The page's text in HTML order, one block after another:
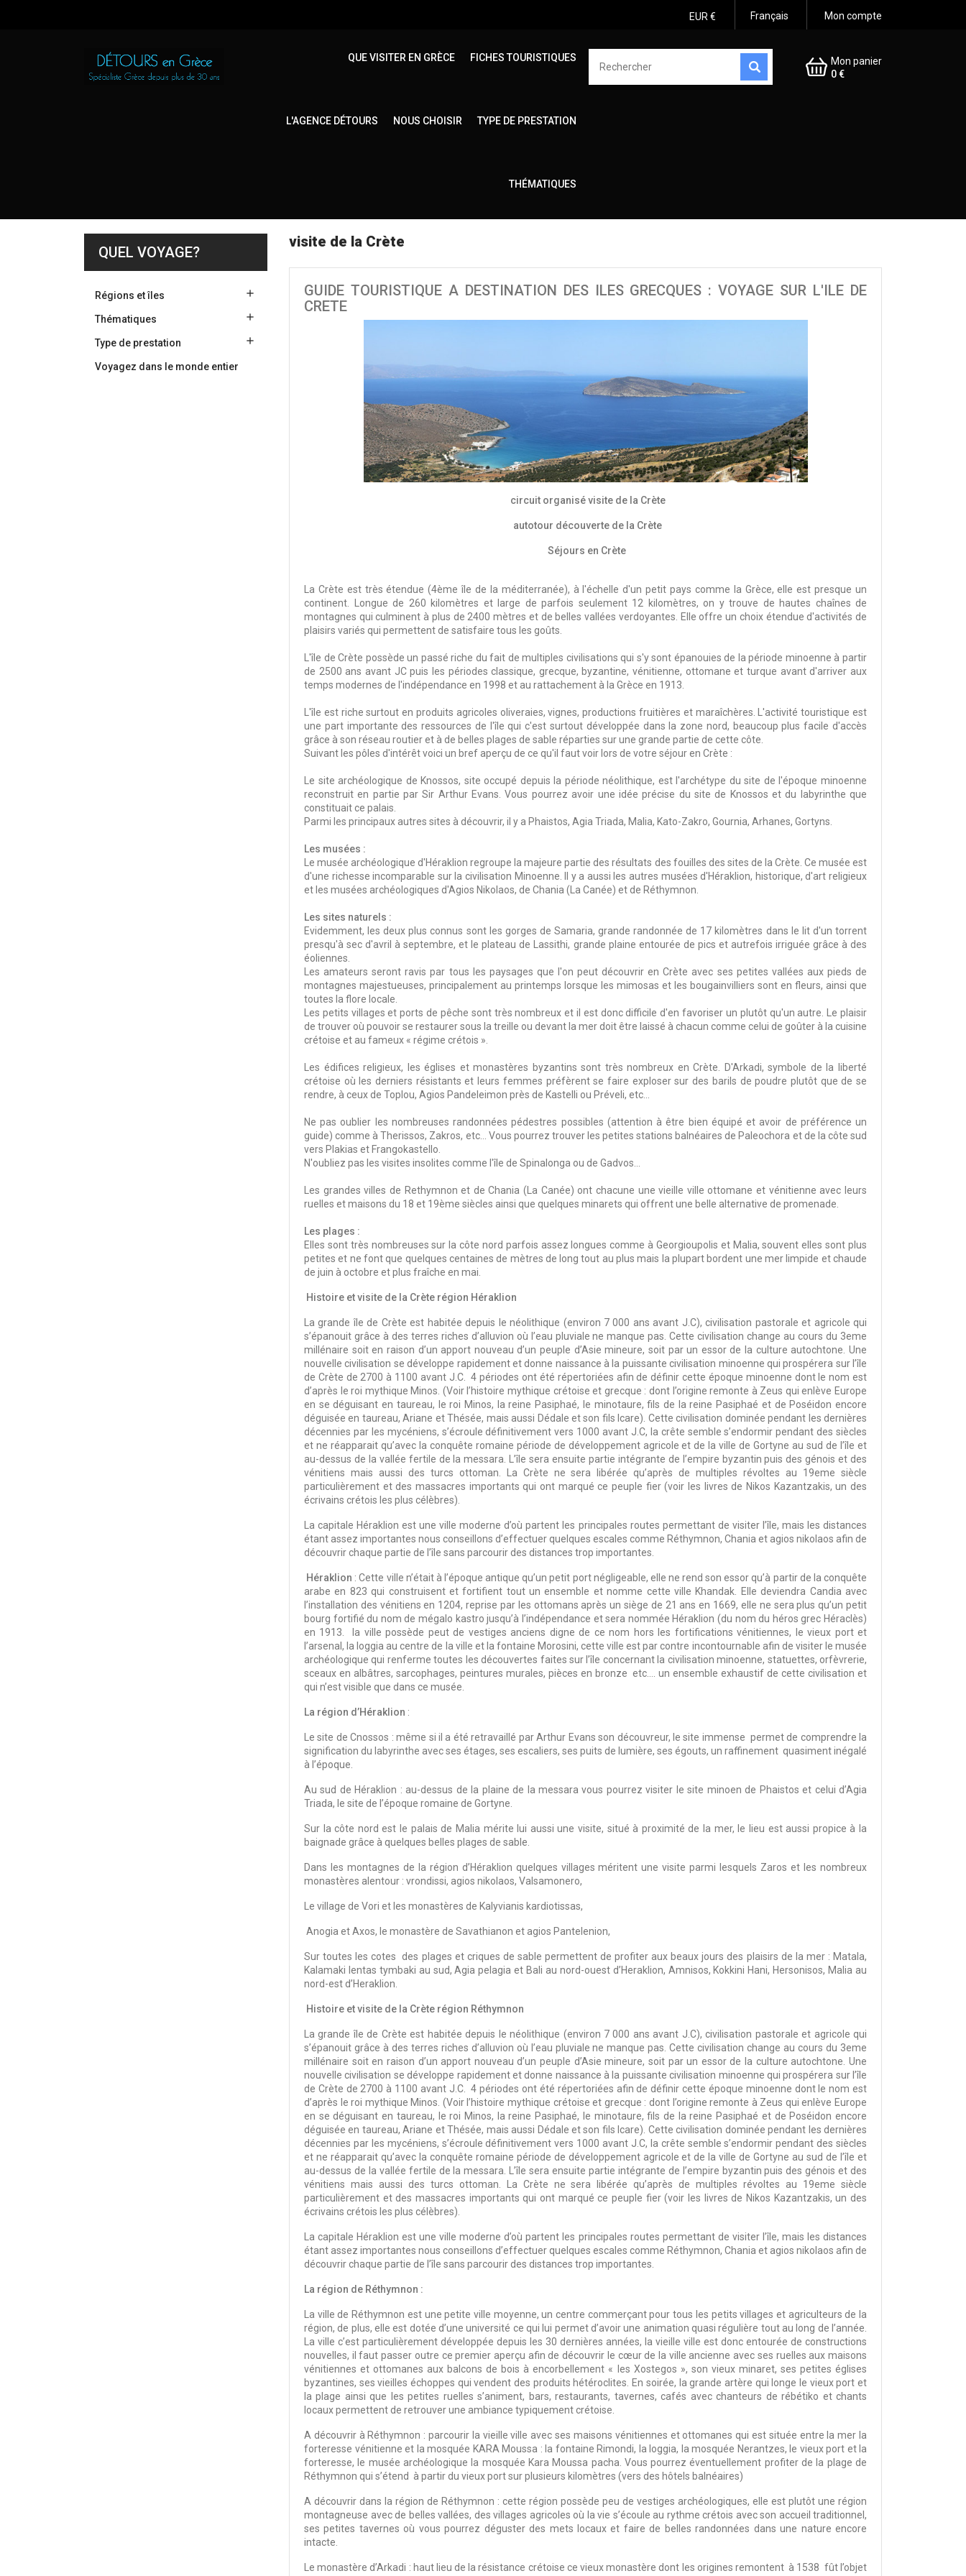
Mon compte
Français
EUR €
QUE VISITER EN GRÈCE FICHES TOURISTIQUES
L'AGENCE DÉTOURS NOUS CHOISIR TYPE DE PRESTATION
THÉMATIQUES
Mon panier
0 €
QUEL VOYAGE?
Régions et îles 
Thématiques 
Type de prestation 
Voyagez dans le monde entier
visite de la Crète
GUIDE TOURISTIQUE A DESTINATION DES ILES GRECQUES : VOYAGE SUR L'ILE DE
CRETE
circuit organisé visite de la Crète
autotour découverte de la Crète
Séjours en Crète
La Crète est très étendue (4ème île de la méditerranée), à l'échelle d'un petit pays comme la Grèce, elle est presque un
continent. Longue de 260 kilomètres et large de parfois seulement 12 kilomètres, on y trouve de hautes chaînes de
montagnes qui culminent à plus de 2400 mètres et de belles vallées verdoyantes. Elle offre un choix étendue d'activités de
plaisirs variés qui permettent de satisfaire tous les goûts.
L'île de Crète possède un passé riche du fait de multiples civilisations qui s'y sont épanouies de la période minoenne à partir
de 2500 ans avant JC puis les périodes classique, grecque, byzantine, vénitienne, ottomane et turque avant d'arriver aux
temps modernes de l'indépendance en 1998 et au rattachement à la Grèce en 1913.
L'île est riche surtout en produits agricoles oliveraies, vignes, productions fruitières et maraîchères. L'activité touristique est
une part importante des ressources de l'île qui c'est surtout développée dans la zone nord, beaucoup plus facile d'accès
grâce à son réseau routier et à de belles plages de sable réparties sur une grande partie de cette côte.
Suivant les pôles d'intérêt voici un bref aperçu de ce qu'il faut voir lors de votre séjour en Crète :
Le site archéologique de Knossos, site occupé depuis la période néolithique, est l'archétype du site de l'époque minoenne
reconstruit en partie par Sir Arthur Evans. Vous pourrez avoir une idée précise du site de Knossos et du labyrinthe que
constituait ce palais.
Parmi les principaux autres sites à découvrir, il y a Phaistos, Agia Triada, Malia, Kato-Zakro, Gournia, Arhanes, Gortyns.
Les musées :
Le musée archéologique d'Héraklion regroupe la majeure partie des résultats des fouilles des sites de la Crète. Ce musée est
d'une richesse incomparable sur la civilisation Minoenne. Il y a aussi les autres musées d'Héraklion, historique, d'art religieux
et les musées archéologiques d'Agios Nikolaos, de Chania (La Canée) et de Réthymnon.
Les sites naturels :
Evidemment, les deux plus connus sont les gorges de Samaria, grande randonnée de 17 kilomètres dans le lit d'un torrent
presqu'à sec d'avril à septembre, et le plateau de Lassithi, grande plaine entourée de pics et autrefois irriguée grâce à des
éoliennes.
Les amateurs seront ravis par tous les paysages que l'on peut découvrir en Crète avec ses petites vallées aux pieds de
montagnes majestueuses, principalement au printemps lorsque les mimosas et les bougainvilliers sont en fleurs, ainsi que
toutes la flore locale.
Les petits villages et ports de pêche sont très nombreux et il est donc difficile d'en favoriser un plutôt qu'un autre. Le plaisir
de trouver où pouvoir se restaurer sous la treille ou devant la mer doit être laissé à chacun comme celui de goûter à la cuisine
crétoise et au fameux « régime crétois ».
Les édifices religieux, les églises et monastères byzantins sont très nombreux en Crète. D'Arkadi, symbole de la liberté
crétoise où les derniers résistants et leurs femmes préfèrent se faire exploser sur des barils de poudre plutôt que de se
rendre, à ceux de Toplou, Agios Pandeleimon près de Kastelli ou Préveli, etc...
Ne pas oublier les nombreuses randonnées pédestres possibles (attention à être bien équipé et avoir de préférence un
guide) comme à Therissos, Zakros, etc... Vous pourrez trouver les petites stations balnéaires de Paleochora et de la côte sud
vers Plakias et Frangokastello.
N'oubliez pas les visites insolites comme l'île de Spinalonga ou de Gadvos...
Les grandes villes de Rethymnon et de Chania (La Canée) ont chacune une vieille ville ottomane et vénitienne avec leurs
ruelles et maisons du 18 et 19ème siècles ainsi que quelques minarets qui offrent une belle alternative de promenade.
Les plages :
Elles sont très nombreuses sur la côte nord parfois assez longues comme à Georgioupolis et Malia, souvent elles sont plus
petites et ne font que quelques centaines de mètres de long tout au plus mais la plupart bordent une mer limpide et chaude
de juin à octobre et plus fraîche en mai.
Histoire et visite de la Crète région Héraklion
La grande île de Crète est habitée depuis le néolithique (environ 7 000 ans avant J.C), civilisation pastorale et agricole qui
s’épanouit grâce à des terres riches d’alluvion où l’eau pluviale ne manque pas. Cette civilisation change au cours du 3eme
millénaire soit en raison d’un apport nouveau d’un peuple d’Asie mineure, soit par un essor de la culture autochtone. Une
nouvelle civilisation se développe rapidement et donne naissance à la puissante civilisation minoenne qui prospérera sur l’île
de Crète de 2700 à 1100 avant J.C. 4 périodes ont été répertoriées afin de définir cette époque minoenne dont le nom est
d’après le roi mythique Minos. (Voir l’histoire mythique crétoise et grecque : dont l’origine remonte à Zeus qui enlève Europe
en se déguisant en taureau, le roi Minos, la reine Pasiphaé, le minotaure, fils de la reine Pasiphaé et de Poséidon encore
déguisée en taureau, Ariane et Thésée, mais aussi Dédale et son fils Icare). Cette civilisation dominée pendant les dernières
décennies par les mycéniens, s’écroule définitivement vers 1000 avant J.C, la crête semble s’endormir pendant des siècles
et ne réapparait qu’avec la conquête romaine période de développement agricole et de la ville de Gortyne au sud de l’île et
au-dessus de la vallée fertile de la messara. L’île sera ensuite partie intégrante de l’empire byzantin puis des génois et des
vénitiens mais aussi des turcs ottoman. La Crète ne sera libérée qu’après de multiples révoltes au 19eme siècle
particulièrement et des massacres importants qui ont marqué ce peuple fier (voir les livres de Nikos Kazantzakis, un des
écrivains crétois les plus célèbres).
La capitale Héraklion est une ville moderne d’où partent les principales routes permettant de visiter l’île, mais les distances
étant assez importantes nous conseillons d’effectuer quelques escales comme Réthymnon, Chania et agios nikolaos afin de
découvrir chaque partie de l’île sans parcourir des distances trop importantes.
Héraklion : Cette ville n’était à l’époque antique qu’un petit port négligeable, elle ne rend son essor qu’à partir de la conquête
arabe en 823 qui construisent et fortifient tout un ensemble et nomme cette ville Khandak. Elle deviendra Candia avec
l’installation des vénitiens en 1204, reprise par les ottomans après un siège de 21 ans en 1669, elle ne sera plus qu’un petit
bourg fortifié du nom de mégalo kastro jusqu’à l’indépendance et sera nommée Héraklion (du nom du héros grec Héraclès)
en 1913. la ville possède peut de vestiges anciens digne de ce nom hors les fortifications vénitiennes, le vieux port et
l’arsenal, la loggia au centre de la ville et la fontaine Morosini, cette ville est par contre incontournable afin de visiter le musée
archéologique qui renferme toutes les découvertes faites sur l’île concernant la civilisation minoenne, statuettes, orfèvrerie,
sceaux en albâtres, sarcophages, peintures murales, pièces en bronze etc…. un ensemble exhaustif de cette civilisation et
qui n’est visible que dans ce musée.
La région d’Héraklion :
Le site de Cnossos : même si il a été retravaillé par Arthur Evans son découvreur, le site immense permet de comprendre la
signification du labyrinthe avec ses étages, ses escaliers, ses puits de lumière, ses égouts, un raffinement quasiment inégalé
à l’époque.
Au sud de Héraklion : au-dessus de la plaine de la messara vous pourrez visiter le site minoen de Phaistos et celui d’Agia
Triada, le site de l’époque romaine de Gortyne.
Sur la côte nord est le palais de Malia mérite lui aussi une visite, situé à proximité de la mer, le lieu est aussi propice à la
baignade grâce à quelques belles plages de sable.
Dans les montagnes de la région d’Héraklion quelques villages méritent une visite parmi lesquels Zaros et les nombreux
monastères alentour : vrondissi, agios nikolaos, Valsamonero,
Le village de Vori et les monastères de Kalyvianis kardiotissas,
Anogia et Axos, le monastère de Savathianon et agios Pantelenion,
Sur toutes les cotes des plages et criques de sable permettent de profiter aux beaux jours des plaisirs de la mer : Matala,
Kalamaki lentas tymbaki au sud, Agia pelagia et Bali au nord-ouest d’Heraklion, Amnisos, Kokkini Hani, Hersonisos, Malia au
nord-est d’Heraklion.
Histoire et visite de la Crète région Réthymnon
La grande île de Crète est habitée depuis le néolithique (environ 7 000 ans avant J.C), civilisation pastorale et agricole qui
s’épanouit grâce à des terres riches d’alluvion où l’eau pluviale ne manque pas. Cette civilisation change au cours du 3eme
millénaire soit en raison d’un apport nouveau d’un peuple d’Asie mineure, soit par un essor de la culture autochtone. Une
nouvelle civilisation se développe rapidement et donne naissance à la puissante civilisation minoenne qui prospérera sur l’île
de Crète de 2700 à 1100 avant J.C. 4 périodes ont été répertoriées afin de définir cette époque minoenne dont le nom est
d’après le roi mythique Minos. (Voir l’histoire mythique crétoise et grecque : dont l’origine remonte à Zeus qui enlève Europe
en se déguisant en taureau, le roi Minos, la reine Pasiphaé, le minotaure, fils de la reine Pasiphaé et de Poséidon encore
déguisée en taureau, Ariane et Thésée, mais aussi Dédale et son fils Icare). Cette civilisation dominée pendant les dernières
décennies par les mycéniens, s’écroule définitivement vers 1000 avant J.C, la crête semble s’endormir pendant des siècles
et ne réapparait qu’avec la conquête romaine période de développement agricole et de la ville de Gortyne au sud de l’île et
au-dessus de la vallée fertile de la messara. L’île sera ensuite partie intégrante de l’empire byzantin puis des génois et des
vénitiens mais aussi des turcs ottoman. La Crète ne sera libérée qu’après de multiples révoltes au 19eme siècle
particulièrement et des massacres importants qui ont marqué ce peuple fier (voir les livres de Nikos Kazantzakis, un des
écrivains crétois les plus célèbres).
La capitale Héraklion est une ville moderne d’où partent les principales routes permettant de visiter l’île, mais les distances
étant assez importantes nous conseillons d’effectuer quelques escales comme Réthymnon, Chania et agios nikolaos afin de
découvrir chaque partie de l’île sans parcourir des distances trop importantes.
La région de Réthymnon :
La ville de Réthymnon est une petite ville moyenne, un centre commerçant pour tous les petits villages et agriculteurs de la
région, de plus, elle est dotée d’une université ce qui lui permet d’avoir une animation quasi régulière tout au long de l’année.
La ville c’est particulièrement développée depuis les 30 dernières années, la vieille ville est donc entourée de constructions
nouvelles, il faut passer outre ce premier aperçu afin de découvrir le cœur de la ville ancienne avec ses ruelles aux maisons
vénitiennes et ottomanes aux balcons de bois à encorbellement « les Xostegos », son vieux minaret, ses petites églises
byzantines, ses vieilles échoppes qui vendent des produits hétéroclites. En soirée, la grande artère qui longe le vieux port et
la plage ainsi que les petites ruelles s’animent, bars, restaurants, tavernes, cafés avec chanteurs de rébétiko et chants
locaux permettent de retrouver une ambiance typiquement crétoise.
A découvrir à Réthymnon : parcourir la vieille ville avec ses maisons vénitiennes et ottomanes qui est située entre la mer la
forteresse vénitienne et la mosquée KARA Moussa : la fontaine Rimondi, la loggia, la mosquée Nerantzes, le vieux port et la
forteresse, le musée archéologique la mosquée Kara Moussa pacha. Vous pourrez éventuellement profiter de la plage de
Réthymnon qui s’étend à partir du vieux port sur plusieurs kilomètres (vers des hôtels balnéaires)
A découvrir dans la région de Réthymnon : cette région possède peu de vestiges archéologiques, elle est plutôt une région
montagneuse avec de belles vallées, des villages agricoles où la vie s’écoule au rythme crétois avec son accueil traditionnel,
ses petites tavernes où vous pourrez déguster des mets locaux et faire de belles randonnées dans une nature encore
intacte.
Le monastère d’Arkadi : haut lieu de la résistance crétoise ce vieux monastère dont les origines remontent à 1538 fût l’objet